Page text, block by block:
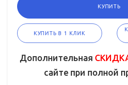
КУПИТЬ
КУПИТЬ В 1 КЛИК
Дополнительная
сайте при полной